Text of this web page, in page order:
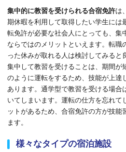
集中的に教習を受けられる合宿免許は
期休暇を利用して取得したい学生には
転免許が必要な社会人にとっても、集
ならではのメリットといえます。転職
った休みが取れる人は検討してみると
集中して教習を受けることは、期間が
のように運転をするため、技能が上達
あります。通学型で教習を受ける場合
いてしまいます。運転の仕方を忘れて
ットがあるため、合宿免許の方が技能
ます。
様々なタイプの宿泊施設